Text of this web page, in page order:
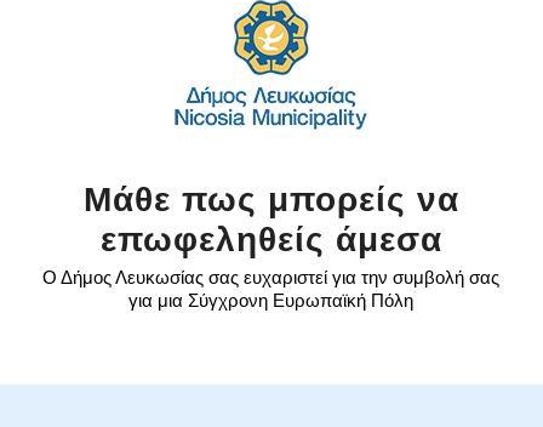
Μάθε πως μπορείς να
επωφεληθείς άμεσα
Ο Δήμος Λευκωσίας σας ευχαριστεί για την συμβολή σας
για μια Σύγχρονη Ευρωπαϊκή Πόλη